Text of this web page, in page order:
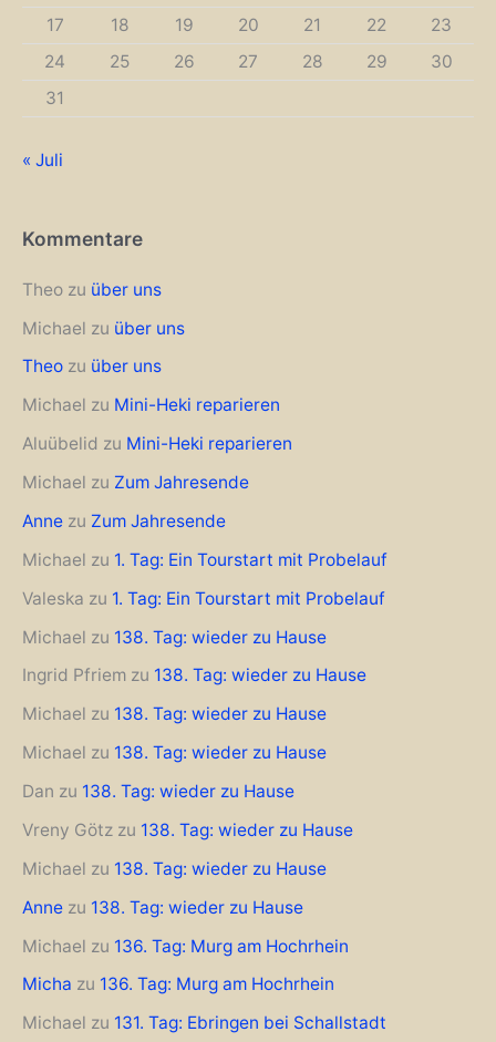
17
18 19 20 21 22
23
24
25 26 27 28 29
30
31
« Juli
Kommentare
Theo zu über uns
Michael zu über uns
Theo zu über uns
Michael zu Mini-Heki reparieren
Aluübelid zu Mini-Heki reparieren
Michael zu Zum Jahresende
Anne zu Zum Jahresende
Michael zu 1. Tag: Ein Tourstart mit Probelauf
Valeska zu 1. Tag: Ein Tourstart mit Probelauf
Michael zu 138. Tag: wieder zu Hause
Ingrid Pfriem zu 138. Tag: wieder zu Hause
Michael zu 138. Tag: wieder zu Hause
Michael zu 138. Tag: wieder zu Hause
Dan zu 138. Tag: wieder zu Hause
Vreny Götz zu 138. Tag: wieder zu Hause
Michael zu 138. Tag: wieder zu Hause
Anne zu 138. Tag: wieder zu Hause
Michael zu 136. Tag: Murg am Hochrhein
Micha zu 136. Tag: Murg am Hochrhein
Michael zu 131. Tag: Ebringen bei Schallstadt